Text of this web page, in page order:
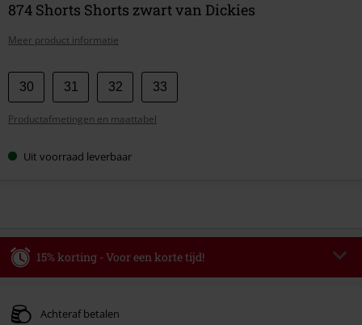
874 Shorts Shorts zwart van Dickies
Meer product informatie
Kies
je
maat
30 31 32 33
Productafmetingen en maattabel
Uit voorraad leverbaar
15% korting - Voor een korte tijd!
Geldig t/m 09-08-2026
Achteraf betalen